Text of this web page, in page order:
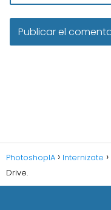
PhotoshopIA Internizate
Drive.